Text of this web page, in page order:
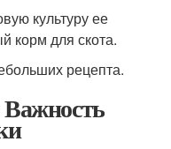
культуру ее
корм для скота.
рецепта.